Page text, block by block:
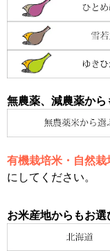
無農薬、減農薬か
有機栽培米・自然
にしてください。
お米産地からもお選